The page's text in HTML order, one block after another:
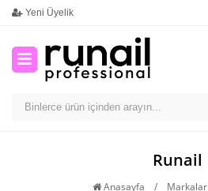
Yeni Üyelik
Runail
Anasayfa / Markalar